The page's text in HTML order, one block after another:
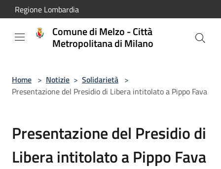
Salta al contenuto principale
Regione Lombardia
Comune di Melzo - Città
Metropolitana di Milano
Home > Notizie > Solidarietà >
Presentazione del Presidio di Libera intitolato a Pippo Fava
Presentazione del Presidio di
Libera intitolato a Pippo Fava